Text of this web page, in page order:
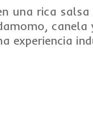
una rica
canela
experiencia